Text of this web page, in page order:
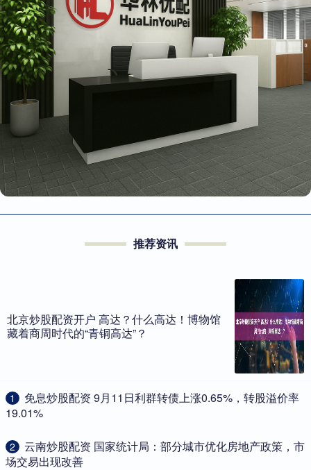
推荐资讯
北京炒股配资开户 高达？什么高达！博物馆
藏着商周时代的“青铜高达”？
1
​免息炒股配资 9月11日利群转债上涨0.65%，转股溢价率
19.01%
2
​云南炒股配资 国家统计局：部分城市优化房地产政策，市
场交易出现改善